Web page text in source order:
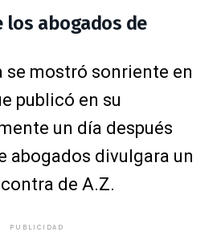
los abogados de
se mostró sonriente en
publicó en su
un día después
abogados divulgara un
de A.Z.
PUBLICIDAD